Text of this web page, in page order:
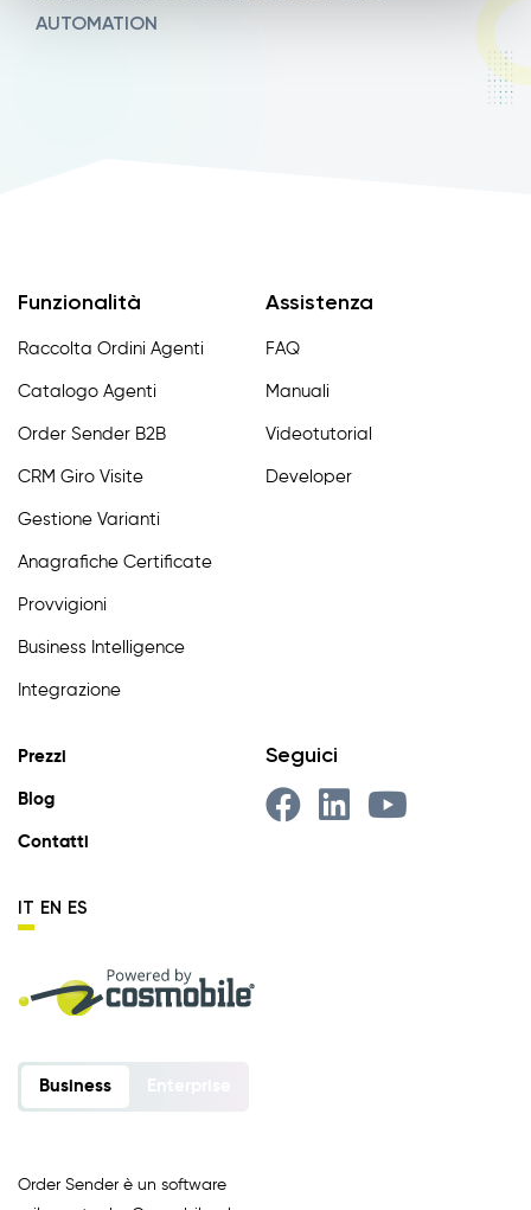
AUTOMATION
Business
Order Sender è un software
Funzionalità
Raccolta Ordini Agenti
Catalogo Agenti
Order Sender B2B
CRM Giro Visite
Gestione Varianti
Anagrafiche Certificate
Provvigioni
Business Intelligence
Integrazione
Assistenza
FAQ
Manuali
Videotutorial
Developer
Prezzi
Blog
Contatti
IT EN ES
Seguici